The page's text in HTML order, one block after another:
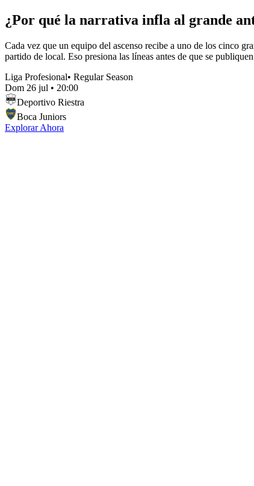
¿Por qué la narrativa infla al grande
Cada vez que un equipo del ascenso recibe a uno de los cinco
partido de local. Eso presiona las líneas antes de que se
Liga Profesional• Regular Season
Dom 26 jul • 20:00
Deportivo Riestra
Boca Juniors
Explorar Ahora